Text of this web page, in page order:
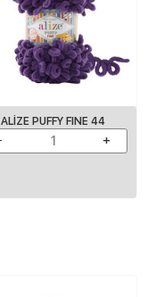
ALIZE PUFFY FINE 44